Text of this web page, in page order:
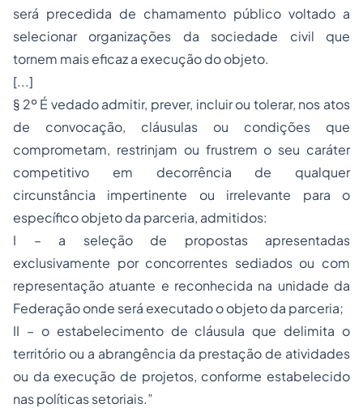
será precedida de chamamento público voltado a
selecionar organizações da sociedade civil que
tornem mais eficaz a execução do objeto.
[...]
§ 2º É vedado admitir, prever, incluir ou tolerar, nos atos
de convocação, cláusulas ou condições que
comprometam, restrinjam ou frustrem o seu caráter
competitivo em decorrência de qualquer
circunstância impertinente ou irrelevante para o
específico objeto da parceria, admitidos:
I – a seleção de propostas apresentadas
exclusivamente por concorrentes sediados ou com
representação atuante e reconhecida na unidade da
Federação onde será executado o objeto da parceria;
II – o estabelecimento de cláusula que delimita o
território ou a abrangência da prestação de atividades
ou da execução de projetos, conforme estabelecido
nas políticas setoriais.”